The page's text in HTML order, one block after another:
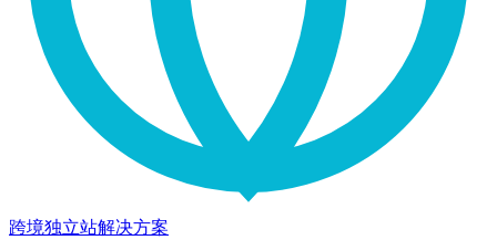
跨境独立站解决方案